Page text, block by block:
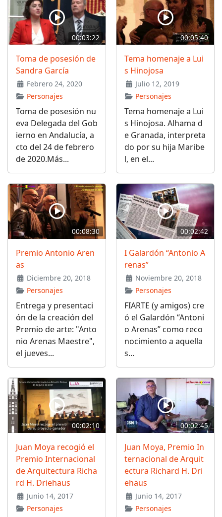
00:03:22
Toma de posesión de
Sandra García
Febrero 24, 2020
Personajes
Toma de posesión nu
eva Delegada del Gob
ierno en Andalucía, a
cto del 24 de febrero
de 2020.Más...
00:05:40
Tema homenaje a Lui
s Hinojosa
Julio 12, 2019
Personajes
Tema homenaje a Lui
s Hinojosa. Alhama d
e Granada, interpreta
do por su hija Maribe
l, en el...
00:08:30
Premio Antonio Aren
as
Diciembre 20, 2018
Personajes
Entrega y presentaci
ón de la creación del
Premio de arte: "Anto
nio Arenas Maestre",
el jueves...
00:02:42
I Galardón “Antonio A
renas”
Noviembre 20, 2018
Personajes
FIARTE (y amigos) cre
ó el Galardón “Antoni
o Arenas” como reco
nocimiento a aquella
s...
00:02:10
Juan Moya recogió el
Premio Internacional
de Arquitectura Richa
rd H. Driehaus
Junio 14, 2017
Personajes
00:02:45
Juan Moya, Premio In
ternacional de Arquit
ectura Richard H. Dri
ehaus
Junio 14, 2017
Personajes